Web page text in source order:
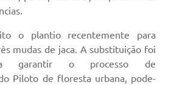
o plantio recentemente para
mudas de jaca. A substituição foi
garantir o processo de
Piloto de floresta urbana, pode-